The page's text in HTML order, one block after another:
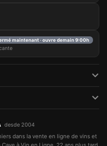
maintenant · ouvre demain 9:00h
desde 2004
dans la vente en ligne de vins et